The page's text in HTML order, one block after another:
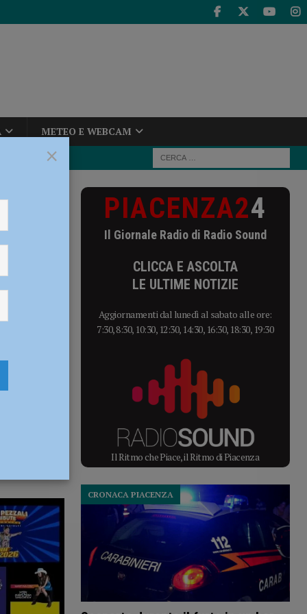
METEO E WEBCAM
nel
nel
PIACENZA24
Il Giornale Radio di Radio Sound
CLICCA E ASCOLTA
LE ULTIME NOTIZIE
Aggiornamenti dal lunedì al sabato alle ore:
7:30, 8:30, 10:30, 12:30, 14:30, 16:30, 18:30, 19:30
Il Ritmo che Piace, il Ritmo di Piacenza
CRONACA PIACENZA
×